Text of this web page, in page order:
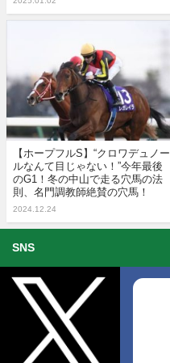
【ホープフルS】“クロワデュノー
ルなんて目じゃない！”今年最後
のG1！冬の中山で走る穴馬の法
則、名門調教師絶賛の穴馬！
2024.12.24
SNS